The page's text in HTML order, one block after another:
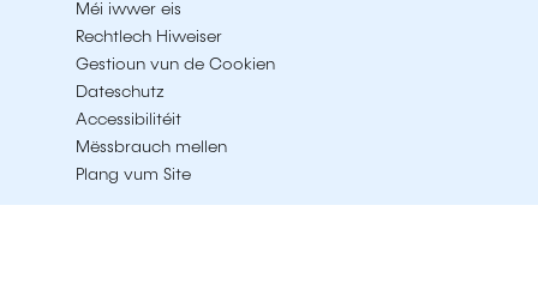
Méi iwwer eis
Rechtlech Hiweiser
Gestioun vun de Cookien
Dateschutz
Accessibilitéit
Mëssbrauch mellen
Plang vum Site